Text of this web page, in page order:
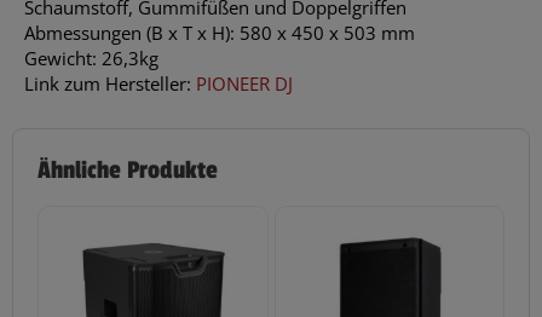
Schaumstoff, Gummifüßen und Doppelgriffen
Abmessungen (B x T x H): 580 x 450 x 503 mm
Gewicht: 26,3kg
Link zum Hersteller: PIONEER DJ
Ähnliche Produkte